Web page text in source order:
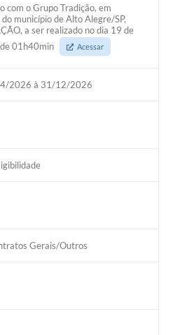
com o Grupo Tradição, em
município de Alto Alegre/SP,
a ser realizado no dia 19 de
01h40min
Acessar
2026 à 31/12/2026
Gerais/Outros